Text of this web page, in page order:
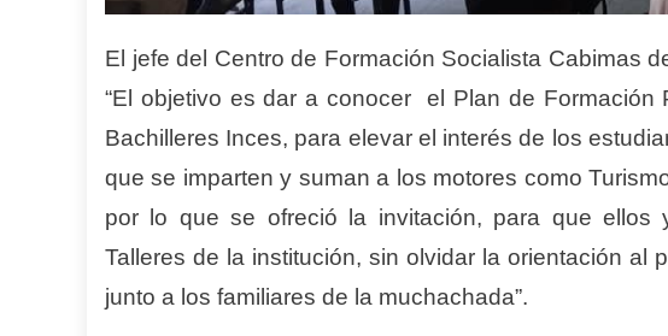
El jefe del Centro de Formación Socialista Cabimas
“El objetivo es dar a conocer el Plan de Formación
Bachilleres Inces, para elevar el interés de los
que se imparten y suman a los motores como
por lo que se ofreció la invitación, para que ellos
Talleres de la institución, sin olvidar la orientación al
junto a los familiares de la muchachada”.